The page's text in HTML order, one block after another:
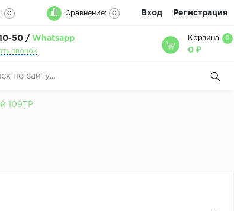
0 Сравнение: 0 Вход Регистрация
50 / Whatsapp
звонок
Корзина 0
0 ₽
109ТР